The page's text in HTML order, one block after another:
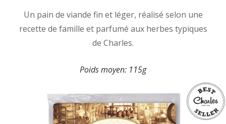
Un pain de viande fin et léger, réalisé selon une
recette de famille et parfumé aux herbes typiques
de Charles.
Poids moyen: 115g